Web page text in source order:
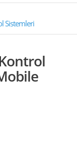
Sistemleri